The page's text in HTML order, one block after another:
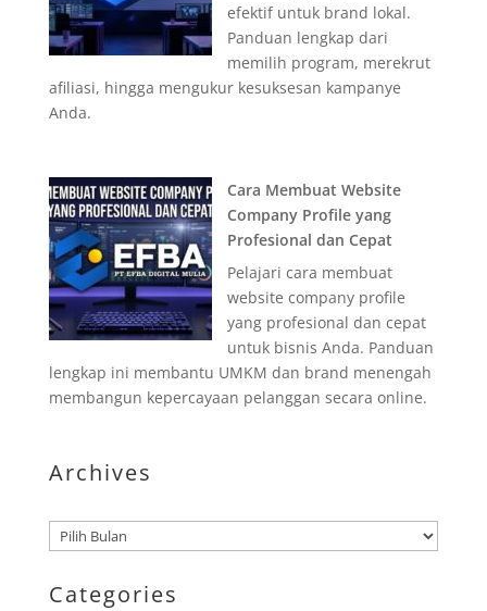
efektif untuk brand lokal.
Panduan lengkap dari
memilih program, merekrut
afiliasi, hingga mengukur kesuksesan kampanye
Anda.
Cara Membuat Website
Company Profile yang
Profesional dan Cepat
Pelajari cara membuat
website company profile
yang profesional dan cepat
untuk bisnis Anda. Panduan
lengkap ini membantu UMKM dan brand menengah
membangun kepercayaan pelanggan secara online.
Archives
Arsip
Categories